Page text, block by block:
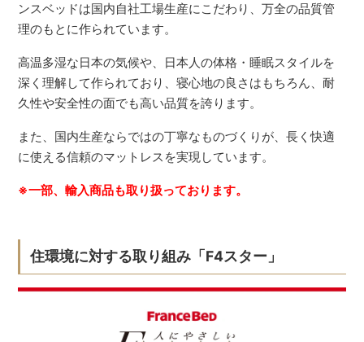
ンスベッドは国内自社工場生産にこだわり、万全の品質管
理のもとに作られています。
高温多湿な日本の気候や、日本人の体格・睡眠スタイルを
深く理解して作られており、寝心地の良さはもちろん、耐
久性や安全性の面でも高い品質を誇ります。
また、国内生産ならではの丁寧なものづくりが、長く快適
に使える信頼のマットレスを実現しています。
※一部、輸入商品も取り扱っております。
住環境に対する取り組み「F4スター」